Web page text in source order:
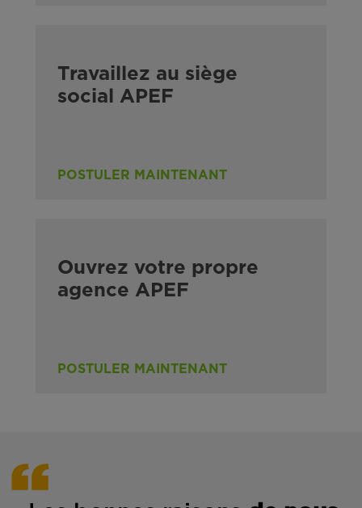
Travaillez au siège
social APEF
POSTULER MAINTENANT
Ouvrez votre propre
agence APEF
POSTULER MAINTENANT